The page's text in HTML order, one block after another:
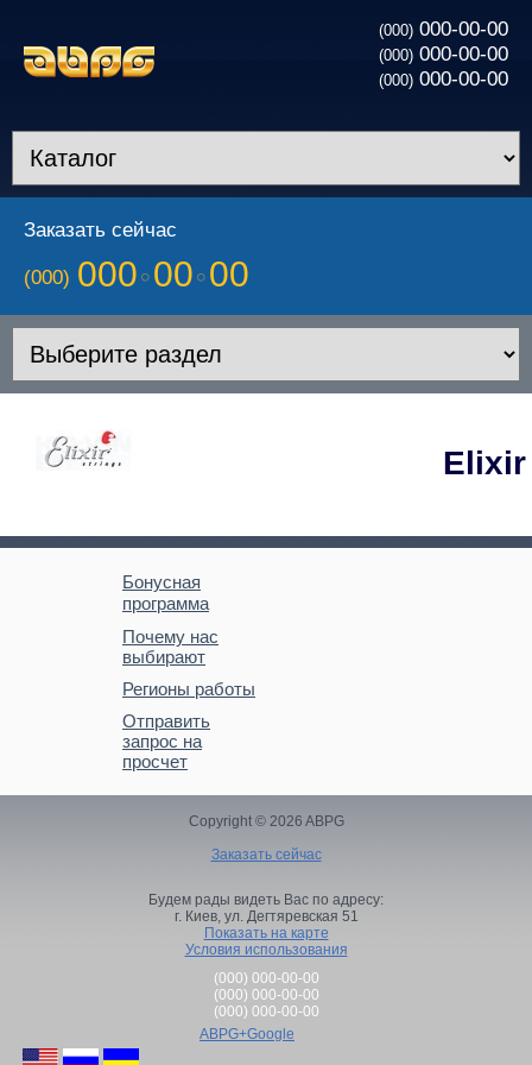
(000) 000-00-00
(000) 000-00-00
(000) 000-00-00
Заказать сейчас
(000) 000 00 00
Elixir
Бонусная
программа
Почему нас
выбирают
Регионы работы
Отправить
запрос на
просчет
Copyright © 2026 ABPG
Заказать сейчас
Будем рады видеть Вас по адресу:
г. Киев, ул. Дегтяревская 51
Показать на карте
Условия использования
(000) 000-00-00
(000) 000-00-00
(000) 000-00-00
ABPG+Google